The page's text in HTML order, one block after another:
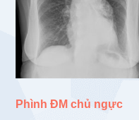
Phình ĐM chủ ngực